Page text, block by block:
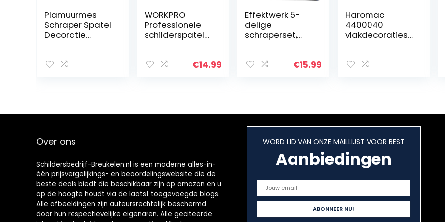
Plamuurmes
Schraper Spatel
Decoratie
Gereedschapss
WORKPRO
Professionele
schilderspatel
met kunststof
putty mes 38
slijpen &
€14.99
Effektwerk 5-
delige
schraperset,
behangverwijde
plamuurvulling
en gladde
€15.99
Haromac
4400040
vlakdecoratiesp
aluminium rug,
Over ons
Schildersbedrijf-Breukelen.nl is een moderne alles-in-
één prijsvergelijkings- en beoordelingswebsite die de
beste deals biedt die beschikbaar zijn op amazon en u
op de hoogte houdt via de laatst toegevoegde blogs.
Alle afbeeldingen zijn auteursrechtelijk beschermd
door hun respectievelijke eigenaren. Alle geciteerde
WORD LID VAN ONZE MAILLIJST VOOR BEST
Aanbiedingen